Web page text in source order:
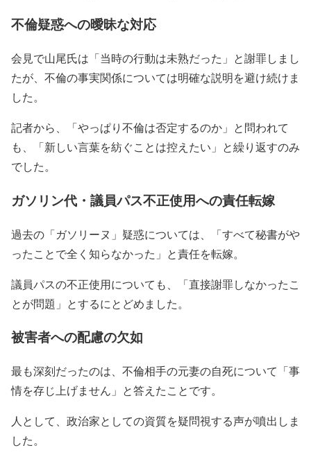
不倫疑惑への曖昧な対応
会見で山尾氏は「当時の行動は未熟だった」と謝罪しまし
たが、不倫の事実関係については明確な説明を避け続けま
した。
記者から、「やっぱり不倫は否定するのか」と問われて
も、「新しい言葉を紡ぐことは控えたい」と繰り返すのみ
でした。
ガソリン代・議員パス不正使用への責任転嫁
過去の「ガソリーヌ」疑惑については、「すべて秘書がや
ったことで全く知らなかった」と責任を転嫁。
議員パスの不正使用についても、「直接謝罪しなかったこ
とが問題」とするにとどめました。
被害者への配慮の欠如
最も深刻だったのは、不倫相手の元妻の自死について「事
情を存じ上げません」と答えたことです。
人として、政治家としての資質を疑問視する声が噴出しま
した。